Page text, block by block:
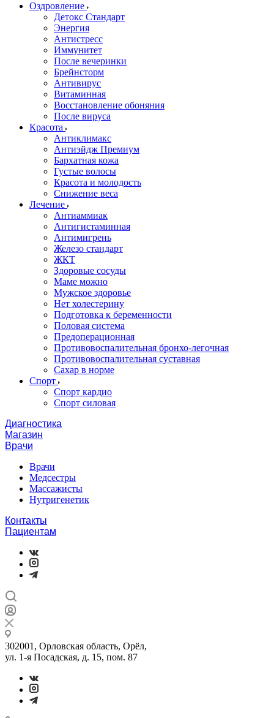
Оздровление
Детокс Стандарт
Энергия
Антистресс
Иммунитет
После вечеринки
Брейнсторм
Антивирус
Витаминная
Восстановление обоняния
После вируса
Красота
Антиклимакс
Антиэйдж Премиум
Бархатная кожа
Густые волосы
Красота и молодость
Снижение веса
Лечение
Антиаммиак
Антигистаминная
Антимигрень
Железо стандарт
ЖКТ
Здоровые сосуды
Маме можно
Мужское здоровье
Нет холестерину
Подготовка к беременности
Половая система
Предоперационная
Противовоспалительная бронхо-легочная
Противовоспалительная суставная
Сахар в норме
Спорт
Спорт кардио
Спорт силовая
Диагностика
Магазин
Врачи
Врачи
Медсестры
Массажисты
Нутригенетик
Контакты
Пациентам
302001, Орловская область, Орёл,
ул. 1-я Посадская, д. 15, пом. 87